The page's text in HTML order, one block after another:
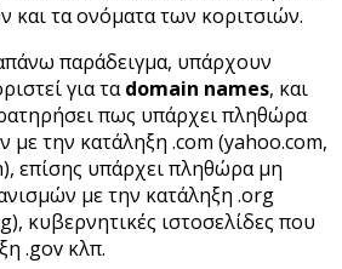
και τα ονόματα των κοριτσιών.
παράδειγμα, υπάρχουν
για ταdomain names, και
πως υπάρχει πληθώρα
την κατάληξη .com (yahoo.com,
επίσης υπάρχει πληθώρα μη
με την κατάληξη .org
κυβερνητικές ιστοσελίδες που
.gov κλπ.